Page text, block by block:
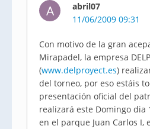
A
abril07
11/06/2009 09:31
Con motivo de la gran
Mirapadel, la empresa
(www.delproyect.es)
del torneo, por eso estáis
presentación oficial del
realizará este Domingo dia
en el parque Juan Carlos I,